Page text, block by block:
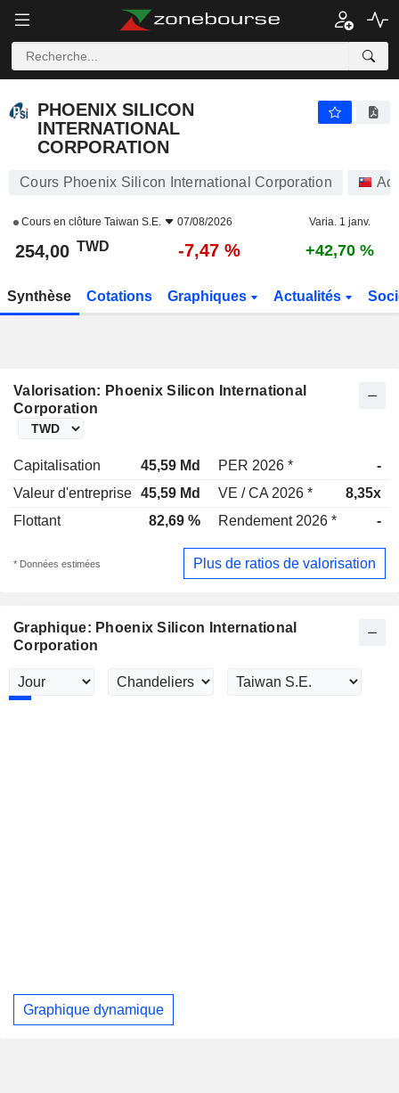
PHOENIX SILICON
INTERNATIONAL
CORPORATION
Cours Phoenix Silicon International Corporation
Cours en clôture Taiwan S.E. 07/08/2026 Varia. 1 janv.
254,00 TWD -7,47 % +42,70 %
Synthèse Cotations Graphiques Actualités
Valorisation: Phoenix Silicon International
Corporation
Capitalisation 45,59 Md PER 2026 *
-
Valeur d'entreprise 45,59 Md VE / CA 2026 *
8,35x
Flottant
82,69 % Rendement 2026 * -
* Données estimées Plus de ratios de valorisation
Graphique: Phoenix Silicon International
Corporation
Graphique dynamique